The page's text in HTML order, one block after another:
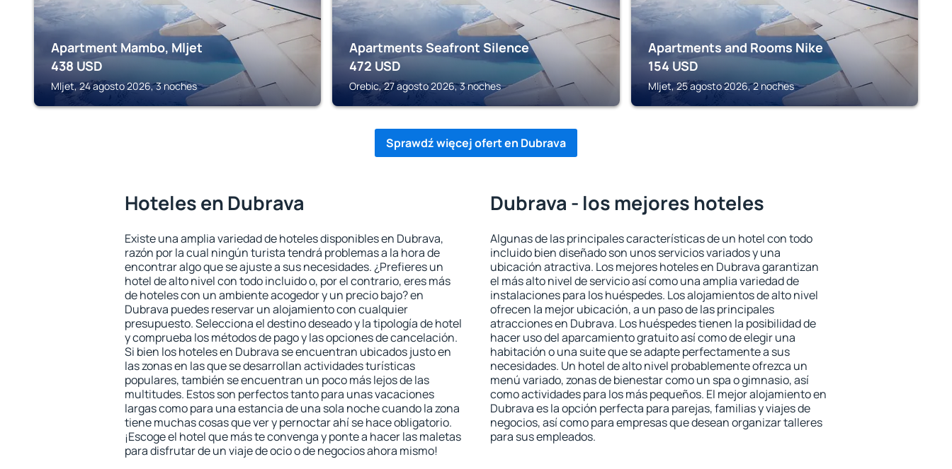
Apartment Mambo, Mljet
438 USD
Mljet, 24 agosto 2026, 3 noches
Apartments Seafront Silence
472 USD
Orebic, 27 agosto 2026, 3 noches
Apartments and Rooms Nike
154 USD
Mljet, 25 agosto 2026, 2 noches
Sprawdź więcej ofert en Dubrava
Hoteles en Dubrava
Existe una amplia variedad de hoteles disponibles en Dubrava,
razón por la cual ningún turista tendrá problemas a la hora de
encontrar algo que se ajuste a sus necesidades. ¿Prefieres un
hotel de alto nivel con todo incluido o, por el contrario, eres más
de hoteles con un ambiente acogedor y un precio bajo? en
Dubrava puedes reservar un alojamiento con cualquier
presupuesto. Selecciona el destino deseado y la tipología de hotel
y comprueba los métodos de pago y las opciones de cancelación.
Si bien los hoteles en Dubrava se encuentran ubicados justo en
las zonas en las que se desarrollan actividades turísticas
populares, también se encuentran un poco más lejos de las
multitudes. Estos son perfectos tanto para unas vacaciones
largas como para una estancia de una sola noche cuando la zona
tiene muchas cosas que ver y pernoctar ahí se hace obligatorio.
¡Escoge el hotel que más te convenga y ponte a hacer las maletas
para disfrutar de un viaje de ocio o de negocios ahora mismo!
Dubrava - los mejores hoteles
Algunas de las principales características de un hotel con todo
incluido bien diseñado son unos servicios variados y una
ubicación atractiva. Los mejores hoteles en Dubrava garantizan
el más alto nivel de servicio así como una amplia variedad de
instalaciones para los huéspedes. Los alojamientos de alto nivel
ofrecen la mejor ubicación, a un paso de las principales
atracciones en Dubrava. Los huéspedes tienen la posibilidad de
hacer uso del aparcamiento gratuito así como de elegir una
habitación o una suite que se adapte perfectamente a sus
necesidades. Un hotel de alto nivel probablemente ofrezca un
menú variado, zonas de bienestar como un spa o gimnasio, así
como actividades para los más pequeños. El mejor alojamiento en
Dubrava es la opción perfecta para parejas, familias y viajes de
negocios, así como para empresas que desean organizar talleres
para sus empleados.